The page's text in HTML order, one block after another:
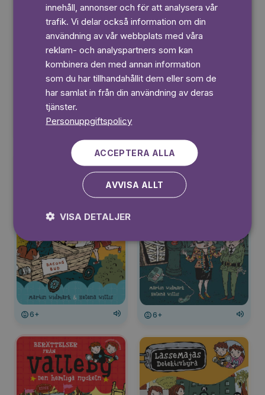
6+ 6+
innehåll, annonser och för att analysera vår
trafik. Vi delar också information om din
användning av vår webbplats med våra
reklam- och analyspartners som kan
kombinera den med annan information
som du har tillhandahållit dem eller som de
har samlat in från din användning av deras
tjänster.
Personuppgiftspolicy
ACCEPTERA ALLA
AVVISA ALLT
VISA DETALJER